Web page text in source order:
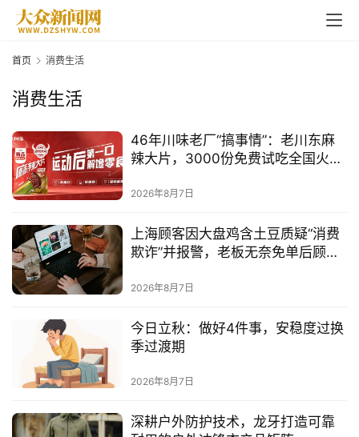
首页 消费生活
消费生活
46年川味老厂“搞事情”：老川东麻
辣大片，3000份免费试吃全国火热
2026年8月7日
上海顾客因大盘鸡含土豆质疑“消费
欺诈”并报警，老板无奈免单后顾客
2026年8月7日
今日立秋：做好4件事，安稳度过换
季过渡期
2026年8月7日
深耕户外防护技术，龙牙打造可靠